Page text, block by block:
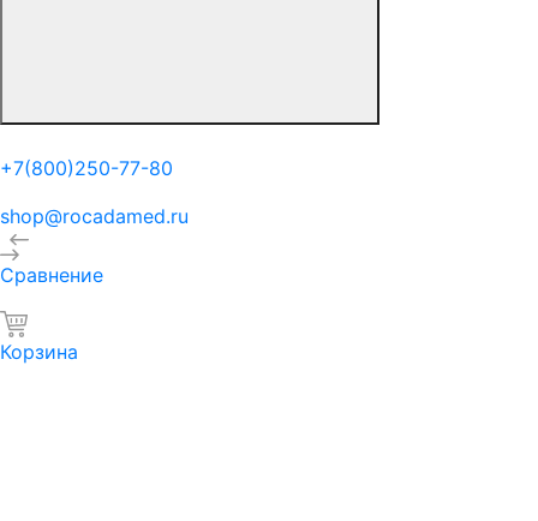
+7(800)250-77-80
shop@rocadamed.ru
Сравнение
Корзина